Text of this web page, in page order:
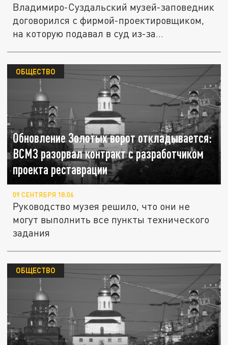
Владимиро-Суздальский музей-заповедник
договорился с фирмой-проектировщиком,
на которую подавал в суд из-за...
Обновление Золотых ворот откладывается:
ВСМЗ разорвал контракт с разработчиком
проекта реставрации
ОБЩЕСТВО
09 СЕНТЯБРЯ 18:06
Руководство музея решило, что они не
могут выполнить все пункты технического
задания
ОБЩЕСТВО